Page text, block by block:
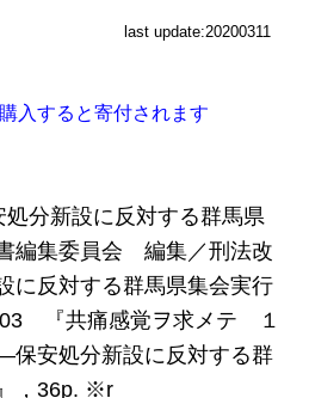
last update:20200311
入すると寄付されます
分新設に反対する群馬県
編集委員会 編集／刑法改
に反対する群馬県集会実行
『共痛感覚ヲ求メテ １
安処分新設に反対する群
，36p. ※r